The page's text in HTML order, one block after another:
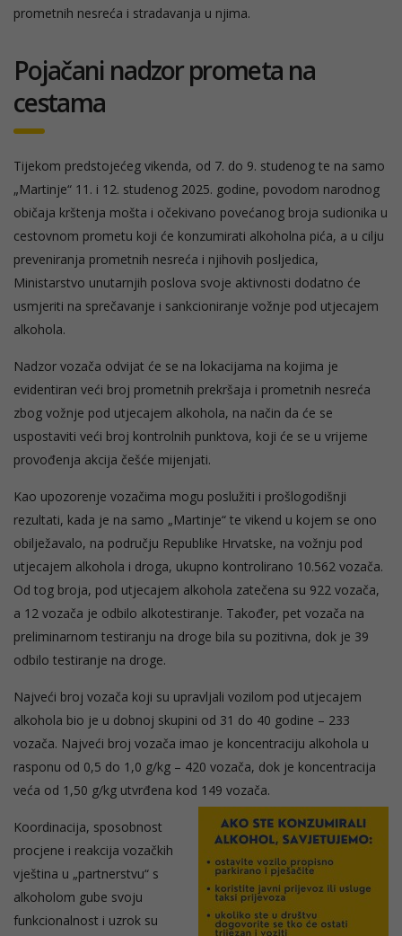
prometnih nesreća i stradavanja u njima.
Pojačani nadzor prometa na
cestama
Tijekom predstojećeg vikenda, od 7. do 9. studenog te na samo
„Martinje“ 11. i 12. studenog 2025. godine, povodom narodnog
običaja krštenja mošta i očekivano povećanog broja sudionika u
cestovnom prometu koji će konzumirati alkoholna pića, a u cilju
preveniranja prometnih nesreća i njihovih posljedica,
Ministarstvo unutarnjih poslova svoje aktivnosti dodatno će
usmjeriti na sprečavanje i sankcioniranje vožnje pod utjecajem
alkohola.
Nadzor vozača odvijat će se na lokacijama na kojima je
evidentiran veći broj prometnih prekršaja i prometnih nesreća
zbog vožnje pod utjecajem alkohola, na način da će se
uspostaviti veći broj kontrolnih punktova, koji će se u vrijeme
provođenja akcija češće mijenjati.
Kao upozorenje vozačima mogu poslužiti i prošlogodišnji
rezultati, kada je na samo „Martinje“ te vikend u kojem se ono
obilježavalo, na području Republike Hrvatske, na vožnju pod
utjecajem alkohola i droga, ukupno kontrolirano 10.562 vozača.
Od tog broja, pod utjecajem alkohola zatečena su 922 vozača,
a 12 vozača je odbilo alkotestiranje. Također, pet vozača na
preliminarnom testiranju na droge bila su pozitivna, dok je 39
odbilo testiranje na droge.
Najveći broj vozača koji su upravljali vozilom pod utjecajem
alkohola bio je u dobnoj skupini od 31 do 40 godine – 233
vozača. Najveći broj vozača imao je koncentraciju alkohola u
rasponu od 0,5 do 1,0 g/kg – 420 vozača, dok je koncentracija
veća od 1,50 g/kg utvrđena kod 149 vozača.
Koordinacija, sposobnost
procjene i reakcija vozačkih
vještina u „partnerstvu“ s
alkoholom gube svoju
funkcionalnost i uzrok su